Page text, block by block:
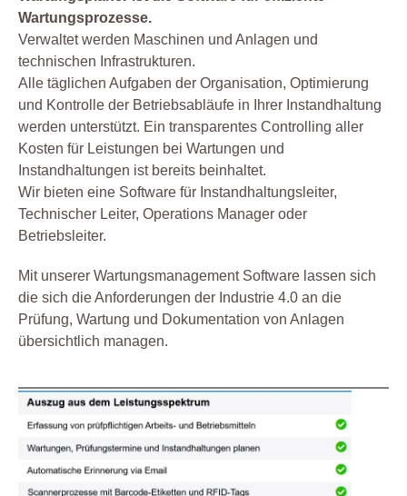
Wartungsprozesse.
Verwaltet werden Maschinen und Anlagen und
technischen Infrastrukturen.
Alle täglichen Aufgaben der Organisation, Optimierung
und Kontrolle der Betriebsabläufe in Ihrer Instandhaltung
werden unterstützt. Ein transparentes Controlling aller
Kosten für Leistungen bei Wartungen und
Instandhaltungen ist bereits beinhaltet.
Wir bieten eine Software für Instandhaltungsleiter,
Technischer Leiter, Operations Manager oder
Betriebsleiter.
Mit unserer Wartungsmanagement Software lassen sich
die sich die Anforderungen der Industrie 4.0 an die
Prüfung, Wartung und Dokumentation von Anlagen
übersichtlich managen.